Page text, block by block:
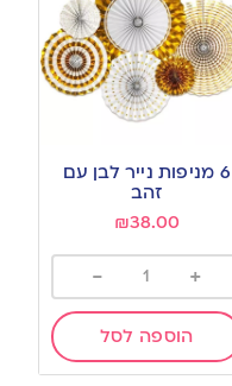
6 מניפות נייר לבן עם
זהב
₪38.00
+
-
הוספה לסל